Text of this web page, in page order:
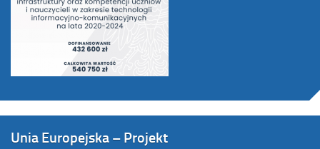
Unia Europejska – Projekt